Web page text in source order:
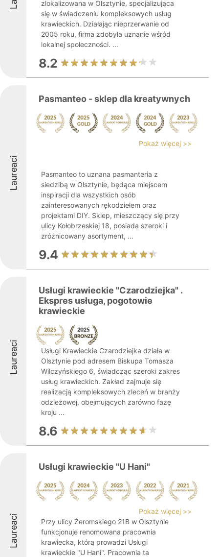
zlokalizowana w Olsztynie, specjalizująca
się w świadczeniu kompleksowych usług
krawieckich. Działając nieprzerwanie od
2005 roku, firma zdobyła uznanie wśród
lokalnej społeczności. ...
8.2
Laureaci
Pasmanteo - sklep dla kreatywnych
Pokaż więcej >>
Pasmanteo to uznana pasmanteria z
siedzibą w Olsztynie, będąca miejscem
inspiracji dla wszystkich osób
zainteresowanych rękodziełem oraz
projektami DIY. Sklep, mieszczący się przy
ulicy Kołobrzeskiej 18, posiada szeroki i
zróżnicowany asortyment, ...
9.4
Laureaci
Usługi krawieckie "Czarodziejka" .
Ekspres usługa, pogotowie
krawieckie
Usługi Krawieckie Czarodziejka działa w
Olsztynie pod adresem Biskupa Tomasza
Wilczyńskiego 6, świadcząc szeroki zakres
usług krawieckich. Zakład zajmuje się
realizacją kompleksowych zleceń w branży
odzieżowej, obejmujących zarówno fazę
kroju ...
8.6
Laureaci
Usługi krawieckie "U Hani"
Pokaż więcej >>
Przy ulicy Żeromskiego 21B w Olsztynie
funkcjonuje renomowana pracownia
krawiecka, którą prowadzi Usługi
krawieckie "U Hani". Pracownia ta